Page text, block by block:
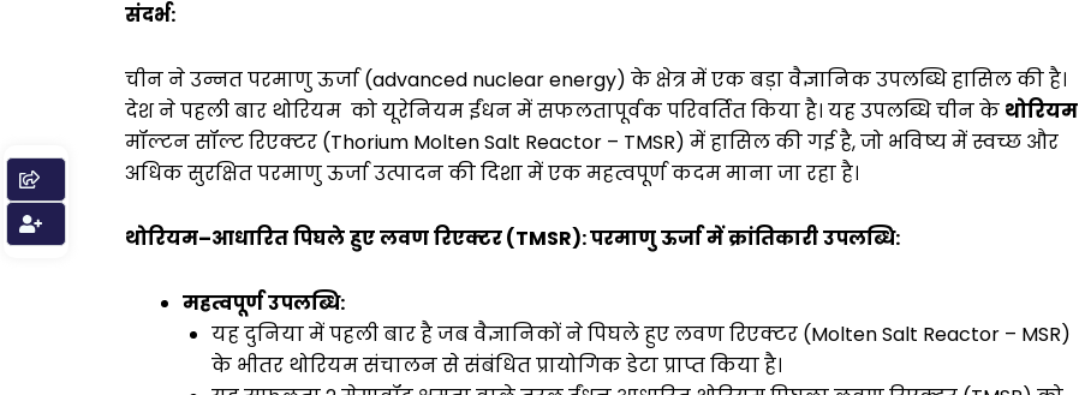
संदर्भ:
चीन ने उन्नत परमाणु ऊर्जा (advanced nuclear energy) के क्षेत्र में एक बड़ा वैज्ञानिक उपलब्धि हासिल की है।
देश ने पहली बार थोरियम को यूरेनियम ईंधन में सफलतापूर्वक परिवर्तित किया है। यह उपलब्धि चीन के थोरियम
मॉल्टन सॉल्ट रिएक्टर (Thorium Molten Salt Reactor – TMSR) में हासिल की गई है, जो भविष्य में स्वच्छ और
अधिक सुरक्षित परमाणु ऊर्जा उत्पादन की दिशा में एक महत्वपूर्ण कदम माना जा रहा है।
थोरियम–आधारितपिघलेहुएलवणरिएक्टर(TMSR):परमाणुऊर्जामेंक्रांतिकारीउपलब्धि:
महत्वपूर्णउपलब्धि:
यह दुनिया में पहली बार है जब वैज्ञानिकों ने पिघले हुए लवण रिएक्टर (Molten Salt Reactor – MSR)
के भीतर थोरियम संचालन से संबंधित प्रायोगिक डेटा प्राप्त किया है।